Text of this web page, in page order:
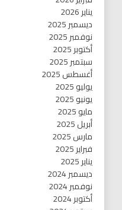
يناير 2026
ديسمبر 2025
نوفمبر 2025
أكتوبر 2025
سبتمبر 2025
أغسطس 2025
يوليو 2025
يونيو 2025
مايو 2025
أبريل 2025
مارس 2025
فبراير 2025
يناير 2025
ديسمبر 2024
نوفمبر 2024
أكتوبر 2024